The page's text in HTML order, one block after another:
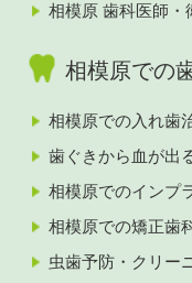
相模原 歯科医師・
相模原での
相模原での入れ歯
歯ぐきから血が出
相模原でのインプ
相模原での矯正歯
虫歯予防・クリー